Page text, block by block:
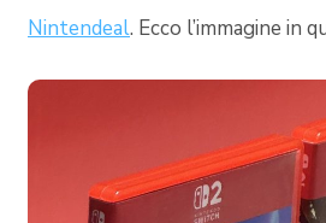
Nintendeal. Ecco l’immagine in